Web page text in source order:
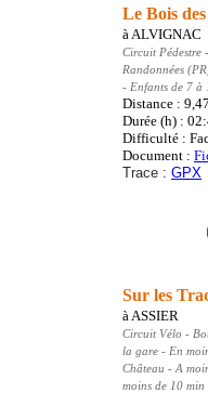
Le Bois
àALVIGNAC
Circuit Pédestre
Randonnées
- Enfants de 7 à
Distance :
Durée (h) :
Difficulté :
Document :
Trace : GPX
Sur les
àASSIER
Circuit Vélo -
la gare - En
Château - A
moins de 10